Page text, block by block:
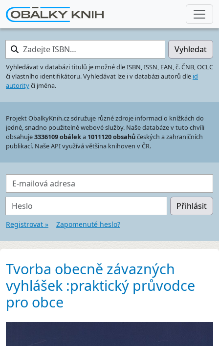
Zadejte ISBN… Vyhledat
Vyhledávat v databázi titulů je možné dle ISBN, ISSN, EAN, č. ČNB, OCLC
či vlastního identifikátoru. Vyhledávat lze i v databázi autorů dle id
autorityči jména.
Projekt ObalkyKnih.cz sdružuje různé zdroje informací o knížkách do
jedné, snadno použitelné webové služby. Naše databáze v tuto chvíli
obsahuje3336109 obáleka 1011120 obsahůčeských a zahraničních
publikací. Naše API využívá většina knihoven v ČR.
E-mailová adresa
Heslo Přihlásit
Registrovat » Zapomenuté heslo?
Tvorba obecně závazných
vyhlášek :praktický průvodce
pro obce